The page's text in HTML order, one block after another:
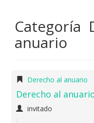
Categoría
anuario
Derecho al anuario
Derecho al
invitado